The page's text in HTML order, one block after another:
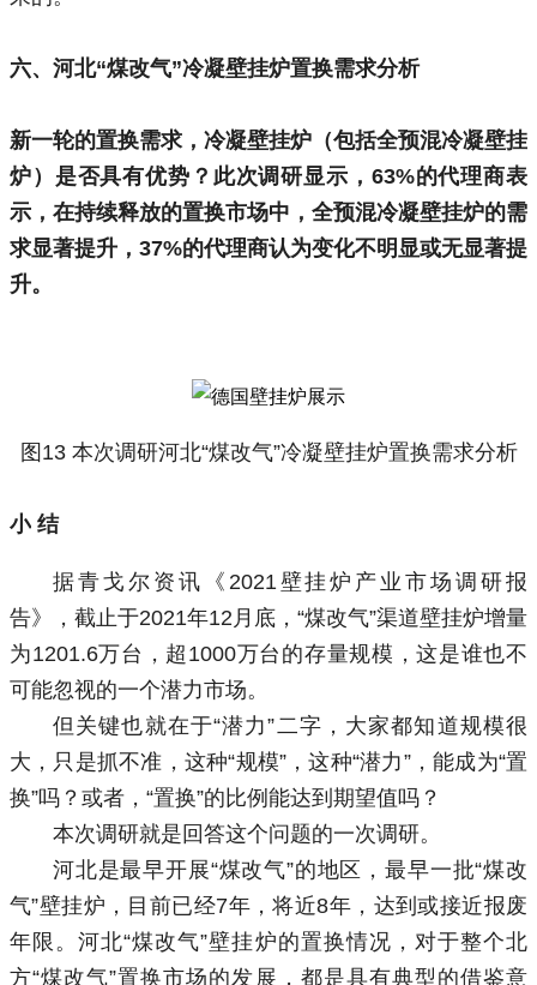
六、 河北“煤改气”冷凝壁挂炉置换需求分析
新一轮的置换需求，冷凝壁挂炉（包括全预混冷凝壁挂
炉）是否具有优势？此次调研显示，63%的代理商表
示，在持续释放的置换市场中，全预混冷凝壁挂炉的需
求显著提升，37%的代理商认为变化不明显或无显著提
升。
图13 本次调研河北“煤改气”冷凝壁挂炉置换需求分析
小 结
据青戈尔资讯《2021壁挂炉产业市场调研报
告》，截止于2021年12月底，“煤改气”渠道壁挂炉增量
为1201.6万台，超1000万台的存量规模，这是谁也不
可能忽视的一个潜力市场。
但关键也就在于“潜力”二字，大家都知道规模很
大，只是抓不准，这种“规模”，这种“潜力”，能成为“置
换”吗？或者，“置换”的比例能达到期望值吗？
本次调研就是回答这个问题的一次调研。
河北是最早开展“煤改气”的地区，最早一批“煤改
气”壁挂炉，目前已经7年，将近8年，达到或接近报废
年限。河北“煤改气”壁挂炉的置换情况，对于整个北
方“煤改气”置换市场的发展，都是具有典型的借鉴意